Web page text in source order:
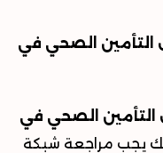
التأمين الصحي في
التأمين الصحي في
يجب مراجعة شبكة